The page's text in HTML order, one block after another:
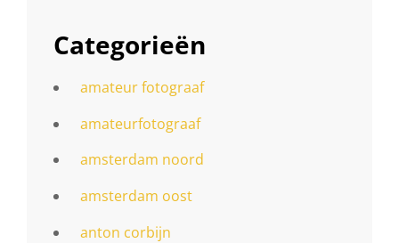
Categorieën
amateur fotograaf
amateurfotograaf
amsterdam noord
amsterdam oost
anton corbijn